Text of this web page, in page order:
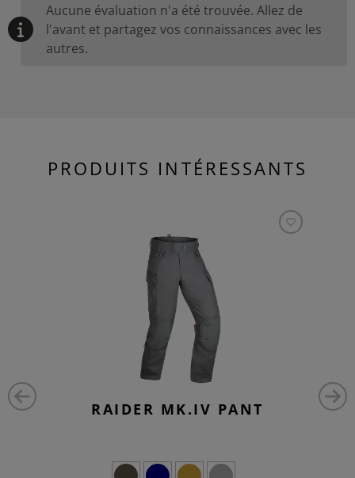
Aucune évaluation n'a été trouvée. Allez de
l'avant et partagez vos connaissances avec les
autres.
PRODUITS INTÉRESSANTS
RAIDER MK.IV PANT